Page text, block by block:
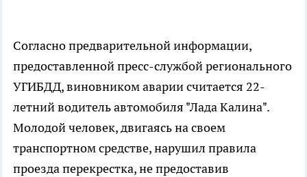
Согласно предварительной информации,
предоставленной пресс-службой регионального
УГИБДД, виновником аварии считается 22-
летний водитель автомобиля "Лада Калина".
Молодой человек, двигаясь на своем
транспортном средстве, нарушил правила
проезда перекрестка, не предоставив